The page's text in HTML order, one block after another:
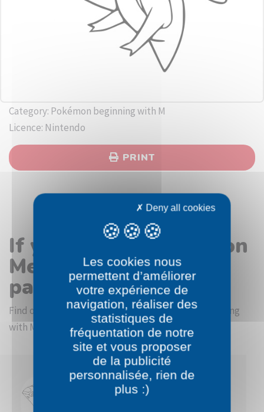
Category: Pokémon beginning with M
Licence: Nintendo
PRINT
If you like the Pokémon
Mega Latias coloring
page
Find other coloring pictures in the Pokémon beginning
with M category
Les cookies nous
permettent d’améliorer
votre expérience de
navigation, réaliser des
statistiques de
fréquentation de notre
site et vous proposer
de la publicité
personnalisée, rien de
plus :)
Deny all cookies